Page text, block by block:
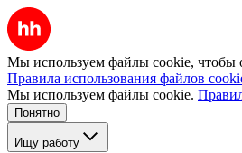
Мы используем файлы cookie, чтобы
Правила использования файлов
Мы используем файлы cookie.
Понятно
Ищу работу